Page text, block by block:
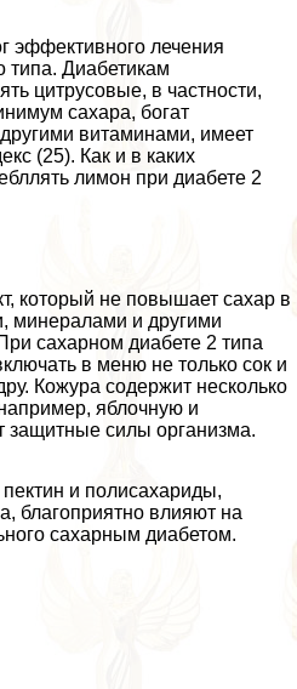
эффективного лечения
типа. Диабетикам
цитрусовые, в частности,
сахара, богат
витаминами, имеет
(25). Как и в каких
лимон при диабете 2
который не повышает сахар в
минералами и другими
сахарном диабете 2 типа
в меню не только сок и
Кожура содержит несколько
яблочную и
силы организма.
и полисахариды,
благоприятно влияют на
сахарным диабетом.